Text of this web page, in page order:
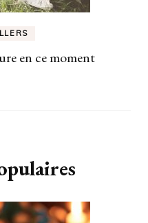
en ce moment